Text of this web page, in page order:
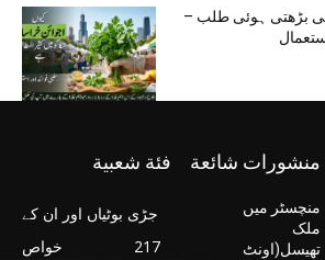
بڑھتی ہوئی طلب –
منشورات شائعة
منچسٹر میں
ملک
تھیسل(اونٹ
فئة شعبية
جڑی بوٹیاں اور ان کے
خواص
217